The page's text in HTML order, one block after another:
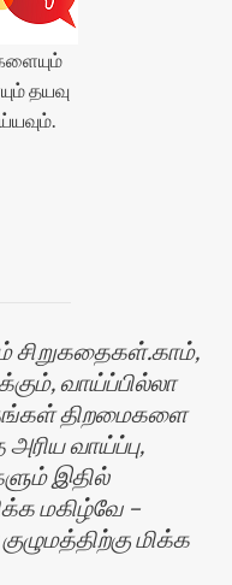
தயவு
சிறுகதைகள்.காம்,
வாய்ப்பில்லா
திறமைகளை
வாய்ப்பு,
இதில்
மகிழ்வே –
மிக்க